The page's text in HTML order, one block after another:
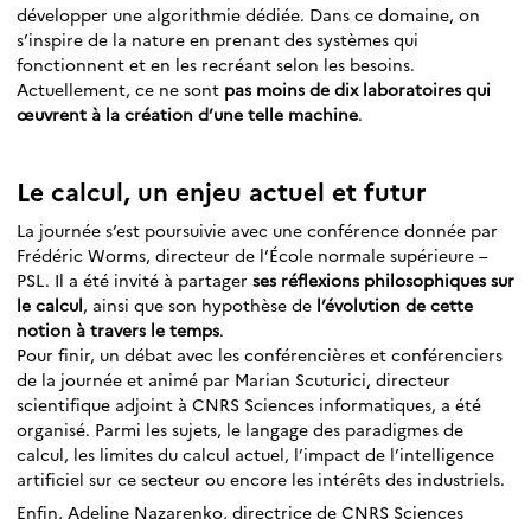
développer une algorithmie dédiée. Dans ce domaine, on
s’inspire de la nature en prenant des systèmes qui
fonctionnent et en les recréant selon les besoins.
Actuellement, ce ne sont pas moins de dix laboratoires qui
œuvrent à la création d’une telle machine.
Le calcul, un enjeu actuel et futur
La journée s’est poursuivie avec une conférence donnée par
Frédéric Worms, directeur de l’École normale supérieure –
PSL. Il a été invité à partager ses réflexions philosophiques sur
le calcul, ainsi que son hypothèse de l’évolution de cette
notion à travers le temps.
Pour finir, un débat avec les conférencières et conférenciers
de la journée et animé par Marian Scuturici, directeur
scientifique adjoint à CNRS Sciences informatiques, a été
organisé. Parmi les sujets, le langage des paradigmes de
calcul, les limites du calcul actuel, l’impact de l’intelligence
artificiel sur ce secteur ou encore les intérêts des industriels.
Enfin, Adeline Nazarenko, directrice de CNRS Sciences